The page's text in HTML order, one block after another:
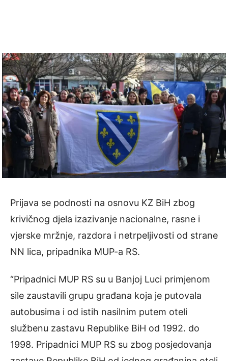
Prijava se podnosti na osnovu KZ BiH zbog
krivičnog djela izazivanje nacionalne, rasne i
vjerske mržnje, razdora i netrpeljivosti od strane
NN lica, pripadnika MUP-a RS.
“Pripadnici MUP RS su u Banjoj Luci primjenom
sile zaustavili grupu građana koja je putovala
autobusima i od istih nasilnim putem oteli
službenu zastavu Republike BiH od 1992. do
1998. Pripadnici MUP RS su zbog posjedovanja